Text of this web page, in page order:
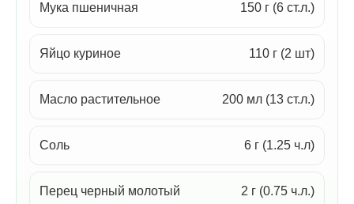
Мука пшеничная 150 г (6 ст.л.)
Яйцо куриное 110 г (2 шт)
Масло растительное 200 мл (13 ст.л.)
Соль 6 г (1.25 ч.л)
Перец черный молотый 2 г (0.75 ч.л.)